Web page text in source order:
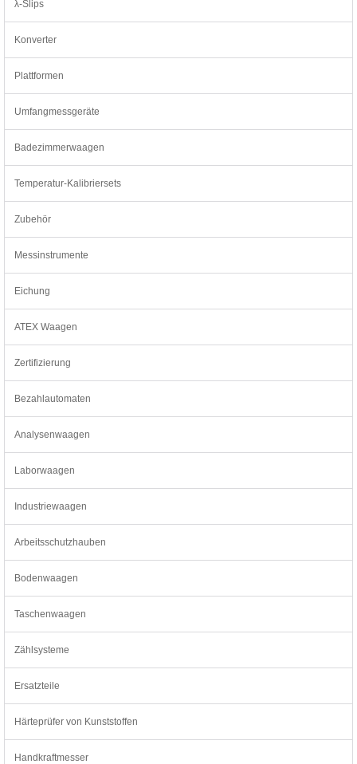
λ-Slips
Konverter
Plattformen
Umfangmessgeräte
Badezimmerwaagen
Temperatur-Kalibriersets
Zubehör
Messinstrumente
Eichung
ATEX Waagen
Zertifizierung
Bezahlautomaten
Analysenwaagen
Laborwaagen
Industriewaagen
Arbeitsschutzhauben
Bodenwaagen
Taschenwaagen
Zählsysteme
Ersatzteile
Härteprüfer von Kunststoffen
Handkraftmesser